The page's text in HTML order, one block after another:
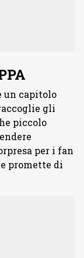
un capitolo
gli
piccolo
per i fan
promette di